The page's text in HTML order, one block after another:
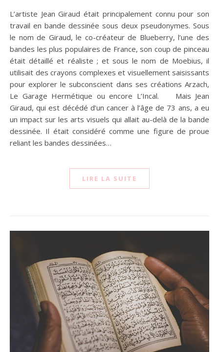
L’artiste Jean Giraud était principalement connu pour son
travail en bande dessinée sous deux pseudonymes. Sous
le nom de Giraud, le co-créateur de Blueberry, l’une des
bandes les plus populaires de France, son coup de pinceau
était détaillé et réaliste ; et sous le nom de Moebius, il
utilisait des crayons complexes et visuellement saisissants
pour explorer le subconscient dans ses créations Arzach,
Le Garage Hermétique ou encore L’Incal. Mais Jean
Giraud, qui est décédé d’un cancer à l’âge de 73 ans, a eu
un impact sur les arts visuels qui allait au-delà de la bande
dessinée. Il était considéré comme une figure de proue
reliant les bandes dessinées…
LIRE LA SUITE